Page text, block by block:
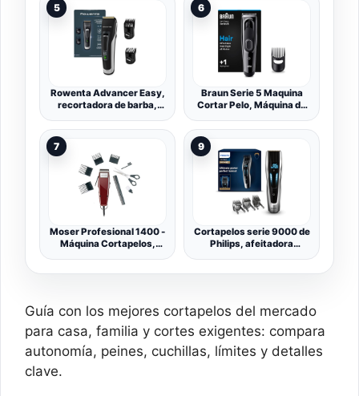
5
Rowenta Advancer Easy,
recortadora de barba,
6
Braun Serie 5 Maquina
Cortar Pelo, Máquina de
Pelo, Cortapelos para
Hombres con 9 Ajustes
de Longitud, HC5310
7
Moser Profesional 1400 -
Máquina Cortapelos,
9
Cortapelos serie 9000 de
Philips, afeitadora
perfecto, cuchillas de
titanio, 400 posiciones de
longitud, 120 min. de uso
sin cable, modelo
HC9450/15
Guía con los mejores cortapelos del mercado
para casa, familia y cortes exigentes: compara
autonomía, peines, cuchillas, límites y detalles
clave.